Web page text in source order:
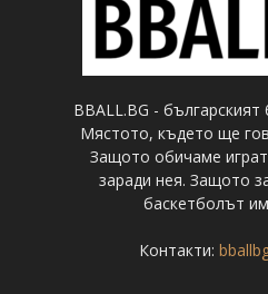
BBALL.BG -
Мястото, където ще
Защото обичаме
заради нея. Защото
баскетболът
Контакти: